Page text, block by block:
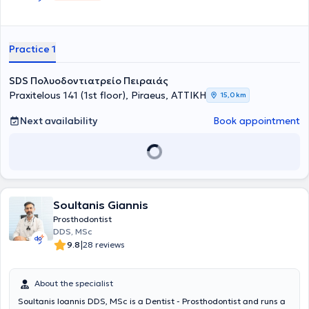
Practice 1
SDS Πολυοδοντιατρείο Πειραιάς
Praxitelous 141 (1st floor), Piraeus, ΑΤΤΙΚΗ
15,0 km
Next availability Book appointment
Soultanis Giannis
Prosthodontist
DDS, MSc
9.8|28 reviews
About the specialist
Soultanis Ioannis DDS, MSc is a Dentist - Prosthodontist and runs a